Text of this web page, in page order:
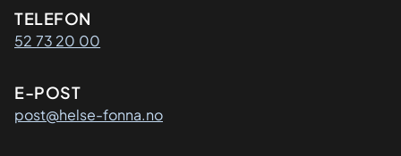
Kontaktinformasjon
TELEFON
52 73 20 00
E-POST
post@helse-fonna.no